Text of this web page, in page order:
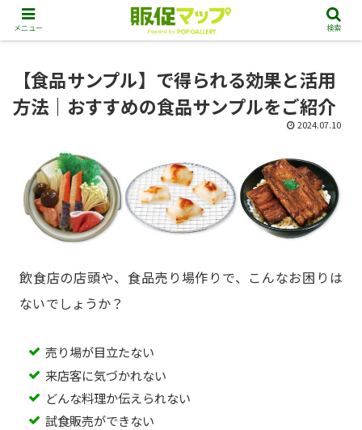
【食品サンプル】で得られる効果と活用
方法｜おすすめの食品サンプルをご紹介
2024.07.10
飲食店の店頭や、食品売り場作りで、こんなお困りは
ないでしょうか？
売り場が目立たない
来店客に気づかれない
どんな料理か伝えられない
試食販売ができない
メニュー 検索